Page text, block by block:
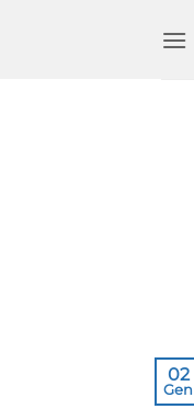
02
Gen